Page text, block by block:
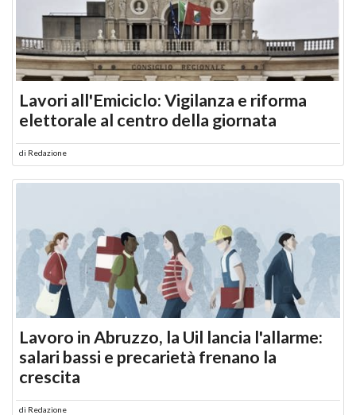
Lavori all'Emiciclo: Vigilanza e riforma
elettorale al centro della giornata
di Redazione
Lavoro in Abruzzo, la Uil lancia l'allarme:
salari bassi e precarietà frenano la
crescita
di Redazione